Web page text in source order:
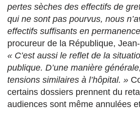
pertes sèches des effectifs de
qui ne sont pas pourvus, nous
effectifs suffisants en
procureur de la République,
« C’est aussi le reflet de la
publique. D’une manière
tensions similaires à l’hôpital. »
certains dossiers prennent du
audiences sont même annulées